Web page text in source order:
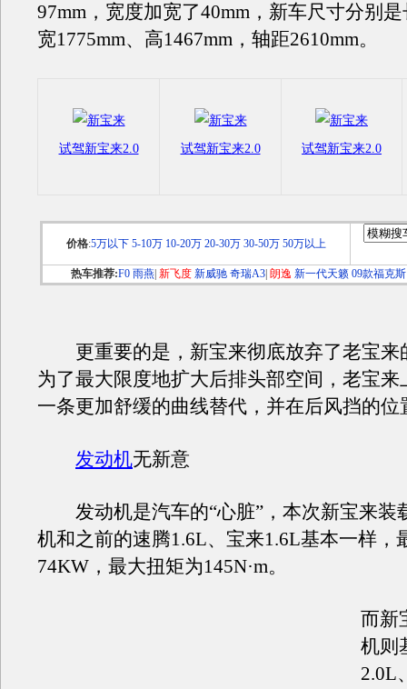
97mm，宽度加宽了40mm，新车尺寸分别是
宽1775mm、高1467mm，轴距2610mm。
试驾新宝来2.0 试驾新宝来2.0 试驾新宝来2.0
价格:5万以下 5-10万 10-20万 20-30万 30-50万 50万以上
热车推荐:F0 雨燕| 新飞度 新威驰 奇瑞A3| 朗逸 新一代天籁 09款福克斯
更重要的是，新宝来彻底放弃了老宝来
为了最大限度地扩大后排头部空间，老宝来
一条更加舒缓的曲线替代，并在后风挡的位
发动机无新意
发动机是汽车的“心脏”，本次新宝来装
机和之前的速腾1.6L、宝来1.6L基本一样，
74KW，最大扭矩为145N·m。
而新
机则
2.0L